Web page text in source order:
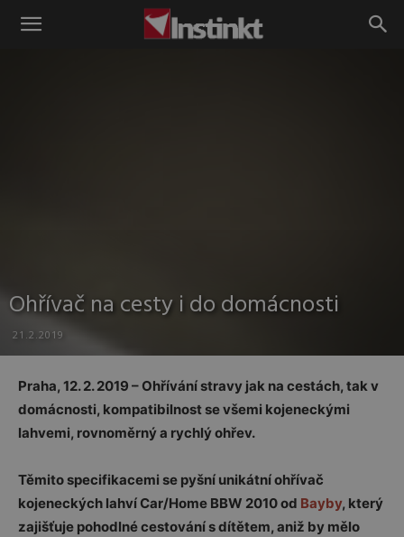
Instinkt
Ohřívač na cesty i do domácnosti
21.2.2019
Praha, 12. 2. 2019 – Ohřívání stravy jak na cestách, tak v
domácnosti, kompatibilnost se všemi kojeneckými
lahvemi, rovnoměrný a rychlý ohřev.
Těmito specifikacemi se pyšní unikátní ohřívač
kojeneckých lahví Car/Home BBW 2010 od Bayby, který
zajišťuje pohodlné cestování s dítětem, aniž by mělo